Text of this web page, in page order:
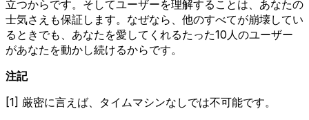
立つからです。そしてユーザーを理解することは、あなたの
士気さえも保証します。なぜなら、他のすべてが崩壊してい
るときでも、あなたを愛してくれるたった10人のユーザー
があなたを動かし続けるからです。
注記
[1] 厳密に言えば、タイムマシンなしでは不可能です。